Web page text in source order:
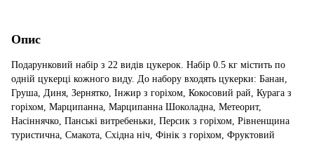
Опис
Подарунковий набір з 22 видів цукерок. Набір 0.5 кг містить по
одній цукерці кожного виду. До набору входять цукерки: Банан,
Груша, Диня, Зернятко, Інжир з горіхом, Кокосовий рай, Курага з
горіхом, Марципанна, Марципанна Шоколадна, Метеорит,
Насіннячко, Панські витребеньки, Персик з горіхом, Рівненщина
туристична, Смакота, Східна ніч, Фінік з горіхом, Фруктовий